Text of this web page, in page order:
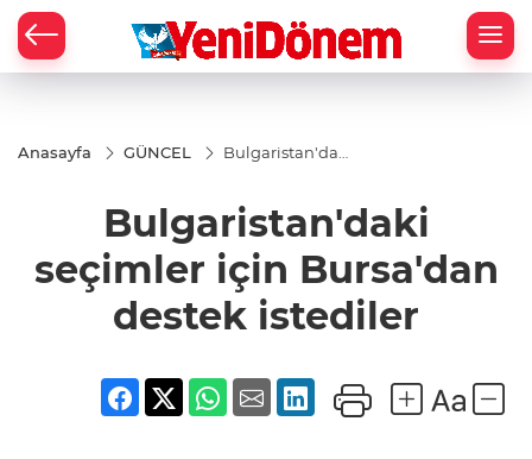
Anasayfa GÜNCEL
Bulgaristan'daki
destek istediler
Bulgaristan'daki
seçimler için Bursa'dan
destek istediler